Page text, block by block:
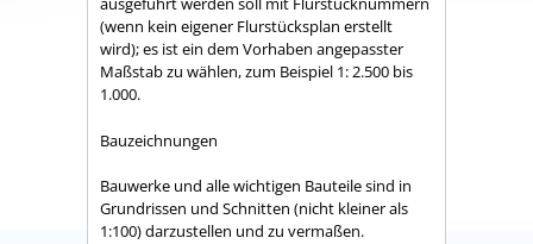
(wenn kein eigener Flurstücksplan erstellt
wird); es ist ein dem Vorhaben angepasster
Maßstab zu wählen, zum Beispiel 1: 2.500 bis
1.000.
Bauzeichnungen
Bauwerke und alle wichtigen Bauteile sind in
Grundrissen und Schnitten (nicht kleiner als
1:100) darzustellen und zu vermaßen.